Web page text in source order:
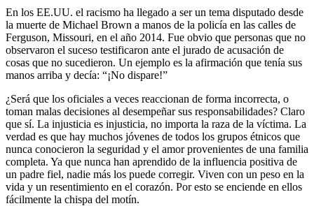
En los EE.UU. el racismo ha llegado a ser un tema disputado desde
la muerte de Michael Brown a manos de la policía en las calles de
Ferguson, Missouri, en el año 2014. Fue obvio que personas que no
observaron el suceso testificaron ante el jurado de acusación de
cosas que no sucedieron. Un ejemplo es la afirmación que tenía sus
manos arriba y decía: “¡No dispare!”
¿Será que los oficiales a veces reaccionan de forma incorrecta, o
toman malas decisiones al desempeñar sus responsabilidades? Claro
que sí. La injusticia es injusticia, no importa la raza de la víctima. La
verdad es que hay muchos jóvenes de todos los grupos étnicos que
nunca conocieron la seguridad y el amor provenientes de una familia
completa. Ya que nunca han aprendido de la influencia positiva de
un padre fiel, nadie más los puede corregir. Viven con un peso en la
vida y un resentimiento en el corazón. Por esto se enciende en ellos
fácilmente la chispa del motín.